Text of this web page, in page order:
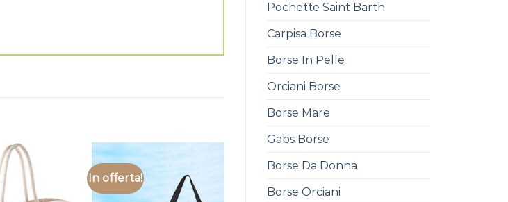
Pochette Saint Barth
Carpisa Borse
Borse In Pelle
Orciani Borse
Borse Mare
Gabs Borse
Borse Da Donna
Borse Orciani
In offerta!